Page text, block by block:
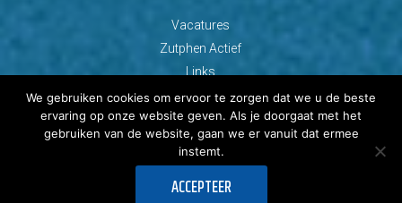
Vacatures
Zutphen Actief
Links
© Copyright 2026 AZC Zutphen
Ontwikkeld door: Best4u Group B.V.
We gebruiken cookies om ervoor te zorgen dat we u de beste
ervaring op onze website geven. Als je doorgaat met het
gebruiken van de website, gaan we er vanuit dat ermee
instemt.
ACCEPTEER